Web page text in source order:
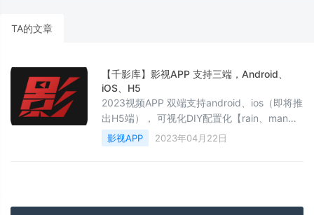
TA的文章
【千影库】影视APP 支持三端，Android、
iOS、H5
2023视频APP 双端支持android、ios（即将推
出H5端）， 可视化DIY配置化【rain、man原
创】新版本：1.3.2完整更新日志请关注官网：
https://rainman.vip/movie-app/19.html本产
影视APP 2023年04月22日